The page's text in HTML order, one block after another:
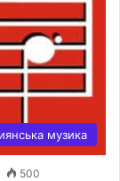
музика
500